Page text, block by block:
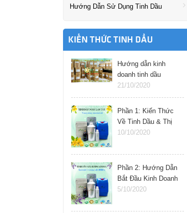
Hướng Dẫn Sử Dụng Tinh Dầu
KIẾN THỨC TINH DẦU
Hướng dẫn kinh
doanh tinh dầu
online
21/10/2020
Phần 1: Kiến Thức
Về Tinh Dầu & Thị
Trường
10/10/2020
Phần 2: Hướng Dẫn
Bắt Đầu Kinh Doanh
Tinh Dầu
5/10/2020